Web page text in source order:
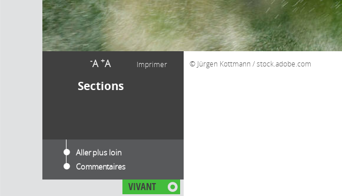
-A +A Imprimer
Sections
Aller plus loin
Commentaires
VIVANT
Jürgen Kottmann / stock.adobe.com